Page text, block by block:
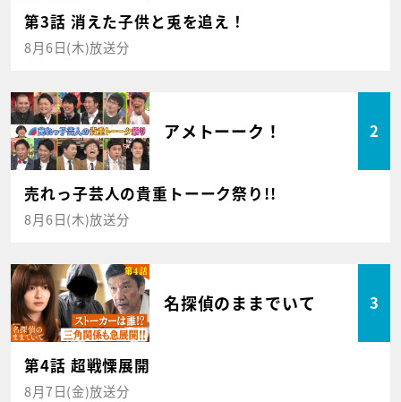
第3話 消えた子供と兎を追え！
8月6日(木)放送分
アメトーーク！ 2
売れっ子芸人の貴重トーーク祭り!!
8月6日(木)放送分
名探偵のままでいて 3
第4話 超戦慄展開
8月7日(金)放送分